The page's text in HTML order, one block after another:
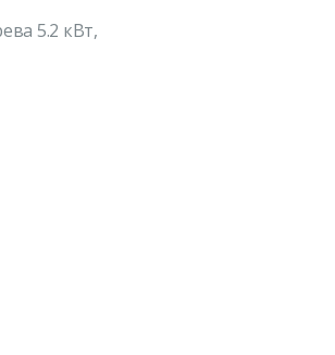
5.2 кВт,